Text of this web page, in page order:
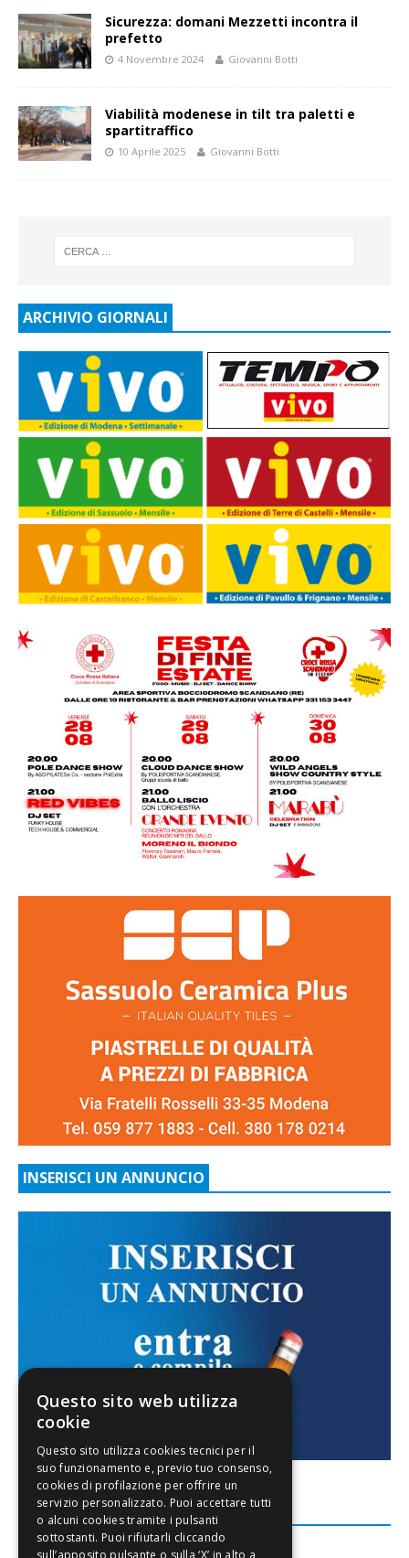
Sicurezza: domani Mezzetti incontra il
prefetto
4 Novembre 2024 Giovanni Botti
Viabilità modenese in tilt tra paletti e
spartitraffico
10 Aprile 2025 Giovanni Botti
ARCHIVIO GIORNALI
INSERISCI UN ANNUNCIO
FACEBOOK
Questo sito web utilizza
cookie